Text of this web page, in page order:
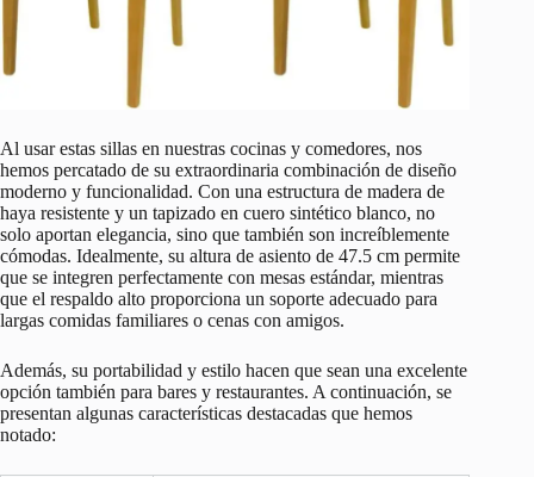
Al usar estas sillas en nuestras cocinas y comedores, nos
hemos percatado de su extraordinaria combinación de diseño
moderno y funcionalidad. Con una estructura de madera de
haya resistente y un tapizado en cuero sintético blanco, no
solo aportan elegancia, sino que también son increíblemente
cómodas. Idealmente, su altura de asiento de 47.5 cm permite
que se integren perfectamente con mesas estándar, mientras
que el respaldo alto proporciona un soporte adecuado para
largas comidas familiares o cenas con amigos.
Además, su portabilidad y estilo hacen que sean una excelente
opción también para bares y restaurantes. A continuación, se
presentan algunas características destacadas que hemos
notado: